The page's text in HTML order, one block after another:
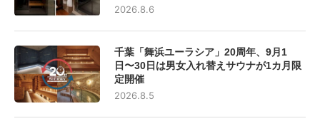
2026.8.6
千葉「舞浜ユーラシア」20周年、9月1
日〜30日は男女入れ替えサウナが1カ月限
定開催
2026.8.5